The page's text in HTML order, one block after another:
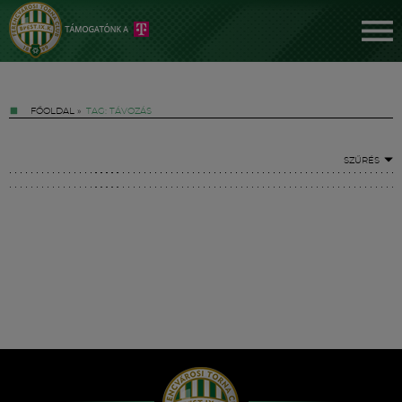
FŐOLDAL » TAG: TÁVOZÁS
SZŰRÉS
Hírek